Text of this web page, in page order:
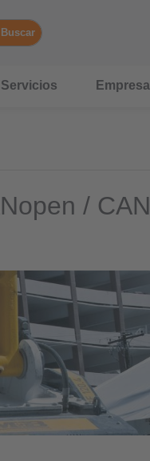
Buscar
Servicios Empresa
/ CAN